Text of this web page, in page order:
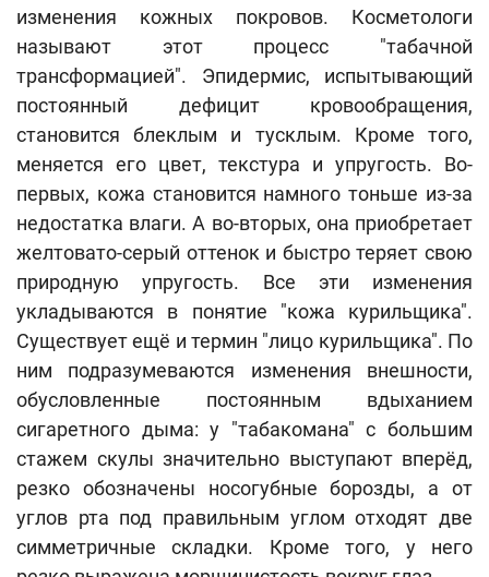
изменения кожных покровов. Косметологи
называют этот процесс "табачной
трансформацией". Эпидермис, испытывающий
постоянный дефицит кровообращения,
становится блеклым и тусклым. Кроме того,
меняется его цвет, текстура и упругость. Во-
первых, кожа становится намного тоньше из-за
недостатка влаги. А во-вторых, она приобретает
желтовато-серый оттенок и быстро теряет свою
природную упругость. Все эти изменения
укладываются в понятие "кожа курильщика".
Существует ещё и термин "лицо курильщика". По
ним подразумеваются изменения внешности,
обусловленные постоянным вдыханием
сигаретного дыма: у "табакомана" с большим
стажем скулы значительно выступают вперёд,
резко обозначены носогубные борозды, а от
углов рта под правильным углом отходят две
симметричные складки. Кроме того, у него